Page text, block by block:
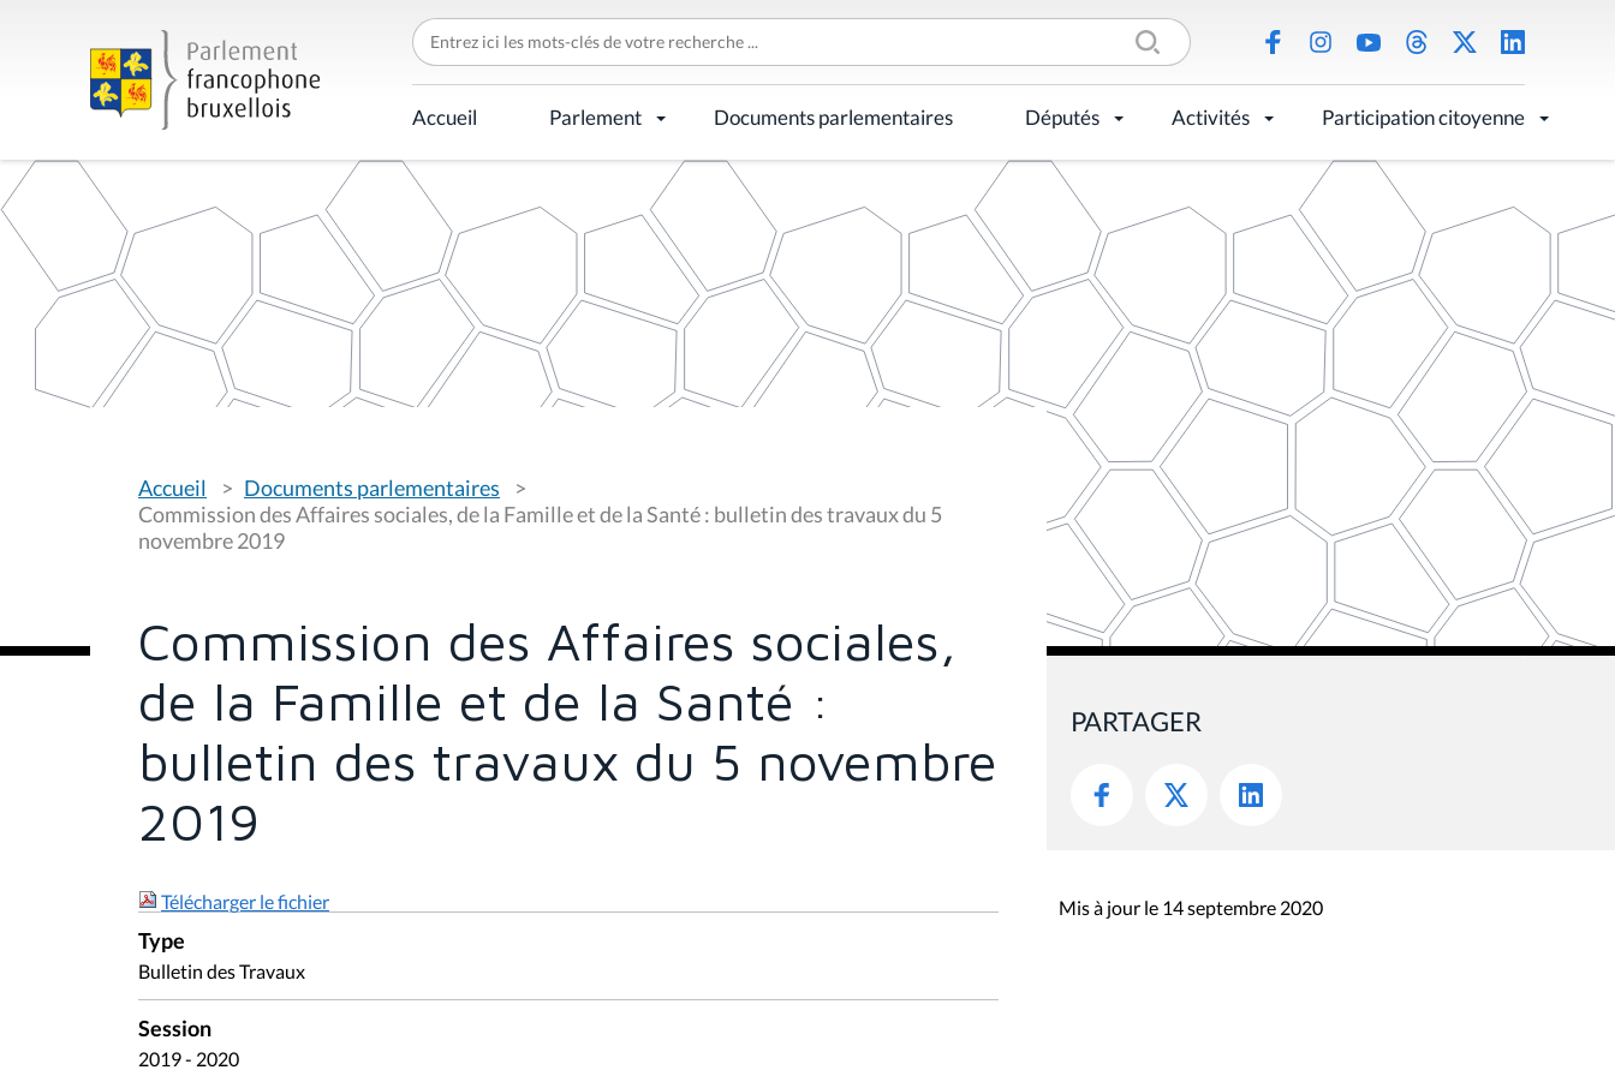
C
h
e
r
c
h
r
p
Accueil Parlement Documents parlementaires Députés Activités Participation citoyenne
o
u
ê
c
:
Accueil
Documents parlementaires
Commission des Affaires sociales, de la Famille et de la Santé : bulletin des travaux du 5
novembre 2019
Commission des Affaires sociales,
de la Famille et de la Santé :
bulletin des travaux du 5 novembre
2019
Télécharger le fichier
Type
Bulletin des Travaux
Session
2019 - 2020
PARTAGER
Mis à jour le 14 septembre 2020